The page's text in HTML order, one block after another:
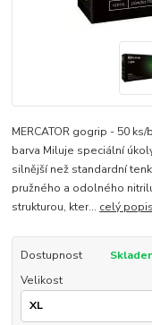
MERCATOR gogrip - 50
barva Miluje speciální
silnější než standardní
pružného a odolného
strukturou, kter... celý popis
Dostupnost
Velikost